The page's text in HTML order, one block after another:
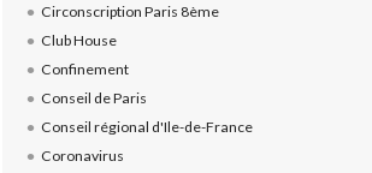
Circonscription Paris 8ème
Club House
Confinement
Conseil de Paris
Conseil régional d'Ile-de-France
Coronavirus